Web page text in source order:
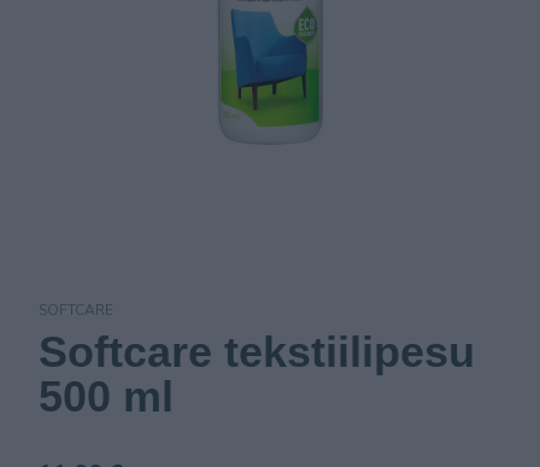
SOFTCARE
Softcare tekstiilipesu
500 ml